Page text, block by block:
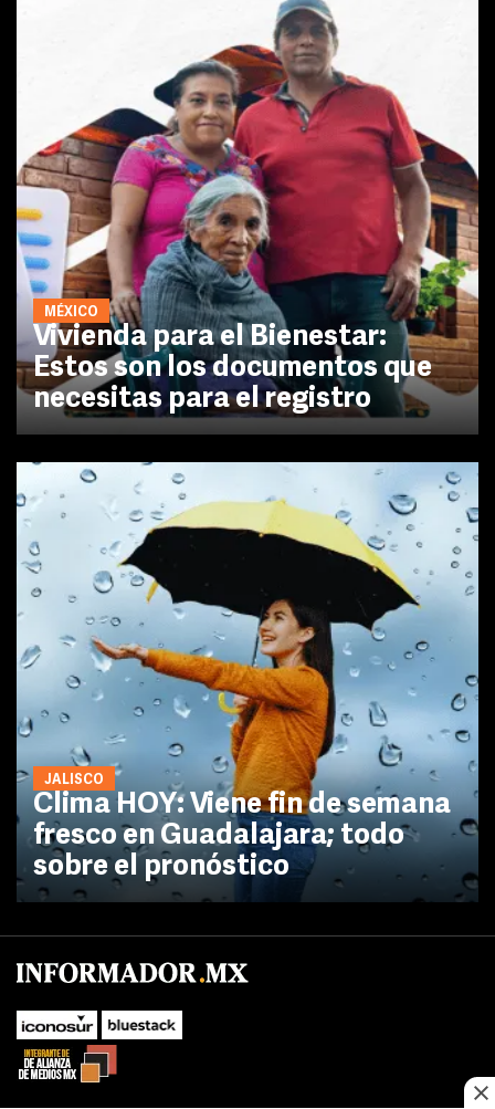
MÉXICO
Vivienda para el Bienestar:
Estos son los documentos que
necesitas para el registro
JALISCO
Clima HOY: Viene fin de semana
fresco en Guadalajara; todo
sobre el pronóstico